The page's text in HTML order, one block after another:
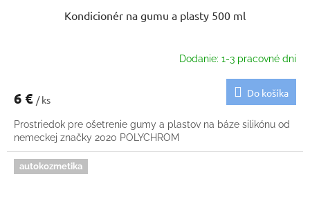
Kondicionér na gumu a plasty 500 ml
Dodanie: 1-3 pracovné dni
6 € / ks
Do košíka
Prostriedok pre ošetrenie gumy a plastov na báze silikónu od
nemeckej značky 2020 POLYCHROM
autokozmetika